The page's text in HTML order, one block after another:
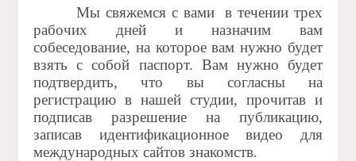
Мы свяжемся с вами
в течении трех
рабочих дней и назначим вам
собеседование, на которое вам нужно будет
взять с собой паспорт. Вам нужно будет
подтвердить, что вы согласны на
регистрацию в нашей студии, прочитав и
подписав разрешение на публикацию,
записав идентификационное видео для
международных сайтов знакомств.